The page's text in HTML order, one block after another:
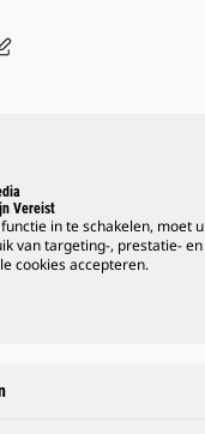
Vereist
in te schakelen, moet u
van targeting-, prestatie- en
cookies accepteren.